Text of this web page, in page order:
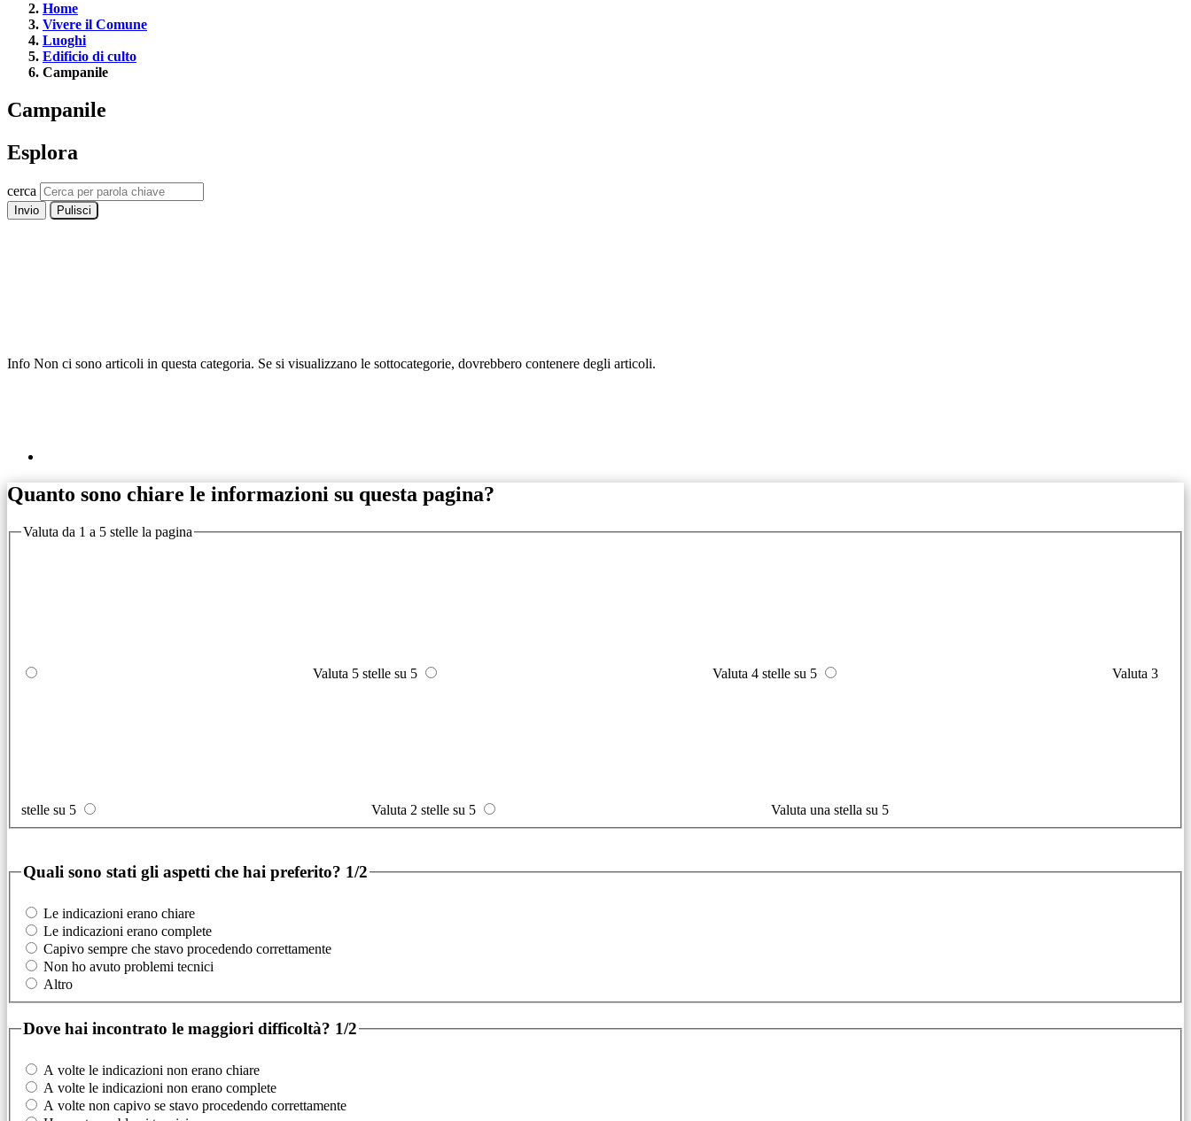
Home
Vivere il Comune
Luoghi
Edificio di culto
Campanile
Campanile
Esplora
cerca
Invio Pulisci
Info Non ci sono articoli in questa categoria. Se si visualizzano le sottocategorie, dovrebbero contenere degli articoli.
Quanto sono chiare le informazioni su questa pagina?
Valuta da 1 a 5 stelle la pagina
Valuta 5 stelle su 5 Valuta 4 stelle su 5 Valuta 3
stelle su 5 Valuta 2 stelle su 5 Valuta una stella su 5
Quali sono stati gli aspetti che hai preferito? 1/2
Le indicazioni erano chiare
Le indicazioni erano complete
Capivo sempre che stavo procedendo correttamente
Non ho avuto problemi tecnici
Altro
Dove hai incontrato le maggiori difficoltà? 1/2
A volte le indicazioni non erano chiare
A volte le indicazioni non erano complete
A volte non capivo se stavo procedendo correttamente